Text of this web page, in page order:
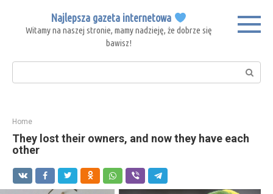
content
Najlepsza gazeta internetowa
Witamy na naszej stronie, mamy nadzieję, że dobrze się
bawisz!
Search:
Home
They lost their owners, and now they have each
other